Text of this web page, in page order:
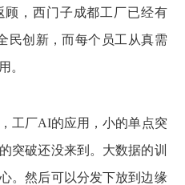
，西门子成都工厂已经有
民创新，而每个员工从真需
。
工厂AI的应用，小的单点突
突破还没来到。大数据的训
。然后可以分发下放到边缘